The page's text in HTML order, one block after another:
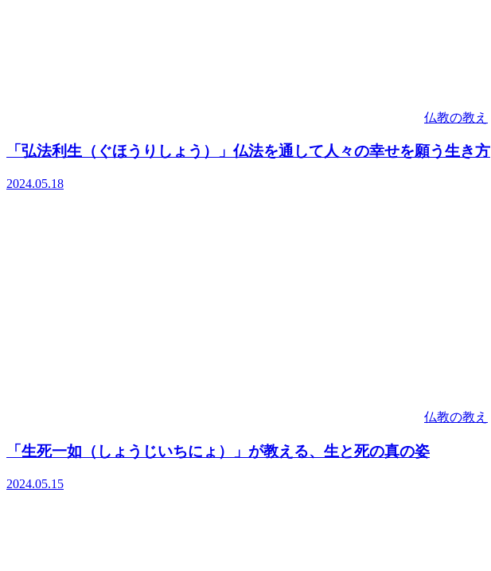
仏教の教え
「弘法利生（ぐほうりしょう）」仏法を通して人々の幸せを願う生き方
2024.05.18
仏教の教え
「生死一如（しょうじいちにょ）」が教える、生と死の真の姿
2024.05.15